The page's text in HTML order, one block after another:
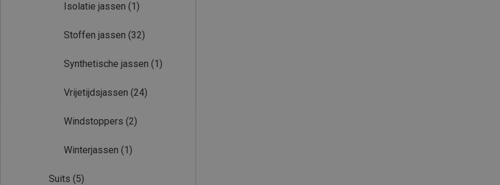
Isolatie jassen (1)
Stoffen jassen (32)
Synthetische jassen (1)
Vrijetijdsjassen (24)
Windstoppers (2)
Winterjassen (1)
Suits (5)